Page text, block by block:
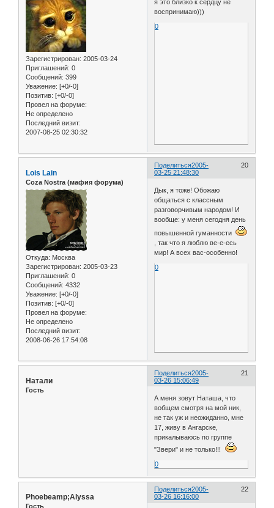
Зарегистрирован: 2005-03-24
Приглашений: 0
Сообщений: 399
Уважение: [+0/-0]
Позитив: [+0/-0]
Провел на форуме:
Не определено
Последний визит:
2007-08-25 02:30:32
я это близко к сердцу не
воспринимаю)))
0
Поделиться 20
2005-
03-25 21:48:30
Lois Lain
Coza Nostra (мафия форума)
Откуда: Москва
Зарегистрирован: 2005-03-23
Приглашений: 0
Сообщений: 4332
Уважение: [+0/-0]
Позитив: [+0/-0]
Провел на форуме:
Не определено
Последний визит:
2008-06-26 17:54:08
Дык, я тоже! Обожаю
общаться с классным
разговорчивым народом! И
вообще: у меня сегодня день
повышенной гуманности
, так что я люблю ве-е-есь
мир! А всех вас-особенно!
0
Поделиться 21
2005-
03-26 15:06:49
Натали
Гость
А меня зовут Наташа, что
вобщем смотря на мой ник,
не так уж и неожиданно, мне
17, живу в Ангарске,
прикалываюсь по группе
"Звери" и не только!!!
0
Поделиться 22
2005-
03-26 16:16:00
Phoebeamp;Alyssa
Гость